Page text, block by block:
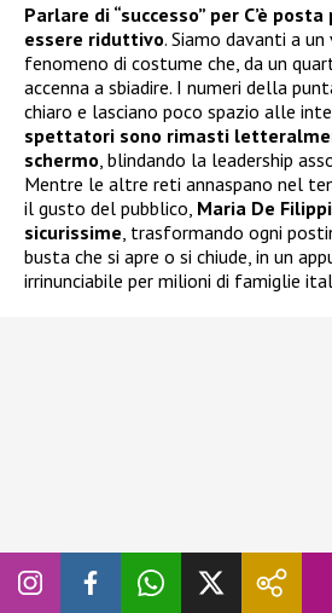
Parlare di “successo” per C’è
essere riduttivo. Siamo davanti a
fenomeno di costume che, da un
accenna a sbiadire. I numeri della
chiaro e lasciano poco spazio alle
spettatori sono rimasti
schermo , blindando la leadership
Mentre le altre reti annaspano nel
il gusto del pubblico, Maria De
sicurissime , trasformando ogni
busta che si apre o si chiude, in un
irrinunciabile per milioni di famiglie